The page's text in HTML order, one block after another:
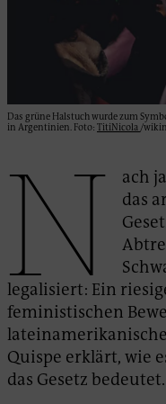
Das grüne Halstuch wurde zum
in Argentinien. Foto: TitiNicola /
N
ach
das
legalisiert: Ein
feministischen
Quispe erklärt, wie
das Gesetz bedeutet.